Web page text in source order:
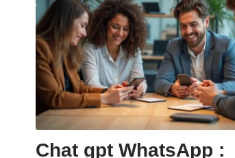
Chat gpt WhatsApp :